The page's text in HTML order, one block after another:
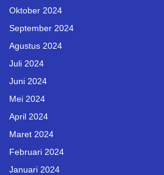
Oktober 2024
September 2024
Agustus 2024
Juli 2024
Juni 2024
Mei 2024
April 2024
Maret 2024
Februari 2024
Januari 2024